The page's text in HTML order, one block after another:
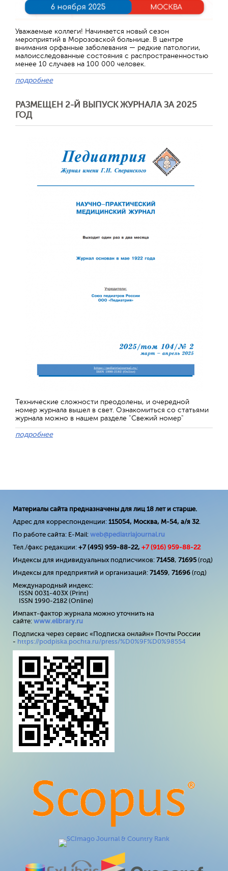
Уважаемые коллеги! Начинается новый сезон
мероприятий в Морозовской больнице. В центре
внимания орфанные заболевания — редкие патологии,
малоисследованные состояния с распространенностью
менее 10 случаев на 100 000 человек.
подробнее
РАЗМЕЩЕН 2-Й ВЫПУСК ЖУРНАЛА ЗА 2025
ГОД
Технические сложности преодолены, и очередной
номер журнала вышел в свет. Ознакомиться со статьями
журнала можно в нашем разделе "Свежий номер"
подробнее
Материалы сайта предназначены для лиц 18 лет и старше.
Адрес для корреспонденции: 115054, Москва, М-54, а/я 32.
По работе сайта: E-Mail: web@pediatriajournal.ru
Тел./факс редакции: +7 (495) 959-88-22, +7 (916) 959-88-22
Индексы для индивидуальных подписчиков: 71458, 71695(год)
Индексы для предприятий и организаций: 71459, 71696 (год)
Международный индекс:
ISSN 0031-403X (Print)
ISSN 1990-2182 (Online)
Импакт-фактор журнала можно уточнить на
сайте: www.elibrary.ru
Подписка через сервис «Подписка онлайн» Почты России
- https://podpiska.pochta.ru/press/%D0%9F%D0%98554